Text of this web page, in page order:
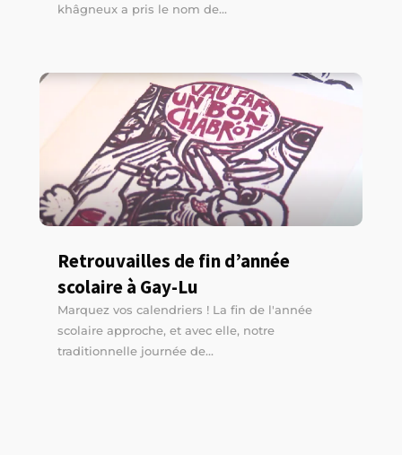
khâgneux a pris le nom de...
Retrouvailles de fin d’année
scolaire à Gay-Lu
Marquez vos calendriers ! La fin de l'année
scolaire approche, et avec elle, notre
traditionnelle journée de...